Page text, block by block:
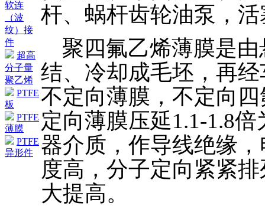
软连
（波
纹）接
件
超高
分子量
聚乙烯
PTFE
板
PTFE
薄膜
PTFE
异形件
杆、蜗杆齿轮油泵，
聚四氟乙烯薄膜是由
结、冷却成毛坯，再
不定向薄膜，不定向
定向薄膜压延1.1-1.8
器介质，作导线绝缘
度高，分子定向紧紧
大提高。